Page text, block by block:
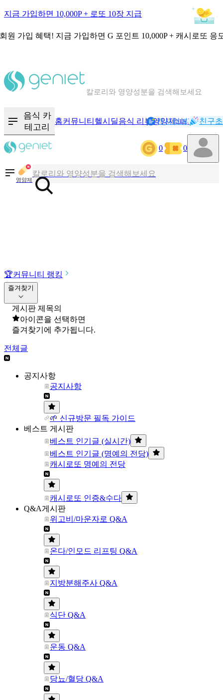
지금 가입하면 10,000P + 로또 10장 지급
원 가입 혜택! 지금 가입하면 G 포인트 10,000P + 캐시로또 응
칼로리와 영양성분을 검색해보세요
음식 카
테고리
홈커뮤니티 헬시딜음식 리뷰영양제NEW기록
캐시리뷰 친구
0 0
영양제
칼로리와 영양성분을 검색해보세요
혈당 · 다이어트 음식 검색해보세요
🏆커뮤니티 랭킹
즐겨찾기
게시판 제목의
아이콘을 선택하면
즐겨찾기에 추가됩니다.
전체글
공지사항
공지사항
🌱 신규방문 필독 가이드
베스트 게시판
베스트 인기글 (실시간)
베스트 인기글 (명예의 전당)
캐시로또 명예의 전당
캐시로또 인증&수다
Q&A게시판
위고비/마운자로 Q&A
온다/인모드 리프팅 Q&A
지방분해주사 Q&A
식단 Q&A
운동 Q&A
당뇨/혈당 Q&A